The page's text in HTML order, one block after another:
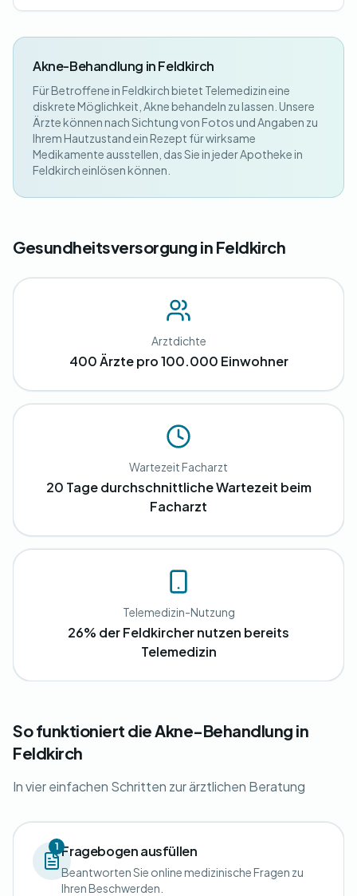
Akne-Behandlung in Feldkirch
Für Betroffene in Feldkirch bietet Telemedizin eine
diskrete Möglichkeit, Akne behandeln zu lassen. Unsere
Ärzte können nach Sichtung von Fotos und Angaben zu
Ihrem Hautzustand ein Rezept für wirksame
Medikamente ausstellen, das Sie in jeder Apotheke in
Feldkirch einlösen können.
Gesundheitsversorgung in Feldkirch
Arztdichte
400 Ärzte pro 100.000 Einwohner
Wartezeit Facharzt
20 Tage durchschnittliche Wartezeit beim
Facharzt
Telemedizin-Nutzung
26% der Feldkircher nutzen bereits
Telemedizin
So funktioniert die Akne-Behandlung in
Feldkirch
In vier einfachen Schritten zur ärztlichen Beratung
1 Fragebogen ausfüllen
Beantworten Sie online medizinische Fragen zu
Ihren Beschwerden.